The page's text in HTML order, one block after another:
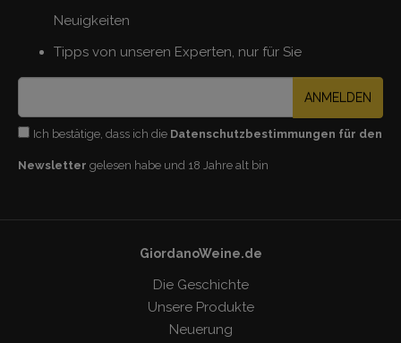
Neuigkeiten
Tipps von unseren Experten, nur für Sie
ANMELDEN
Ich bestätige, dass ich die Datenschutzbestimmungen für den
Newsletter gelesen habe und 18 Jahre alt bin
GiordanoWeine.de
Die Geschichte
Unsere Produkte
Neuerung